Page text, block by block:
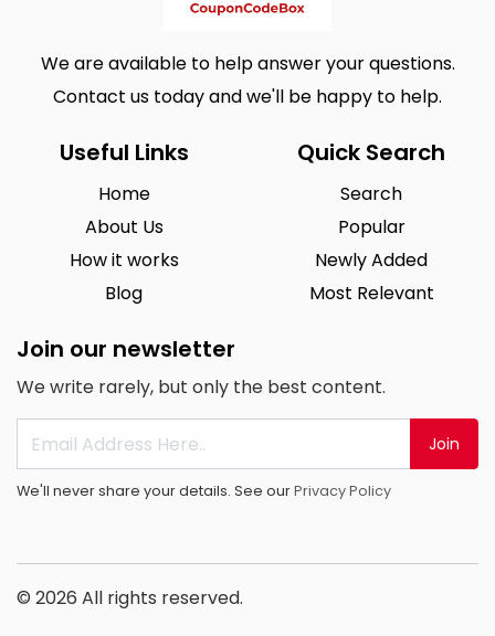
We are available to help answer your questions.
Contact us today and we'll be happy to help.
Useful Links
Home
About Us
How it works
Blog
Quick Search
Search
Popular
Newly Added
Most Relevant
Join our newsletter
We write rarely, but only the best content.
Join
We'll never share your details. See ourPrivacy Policy
© 2026 All rights reserved.